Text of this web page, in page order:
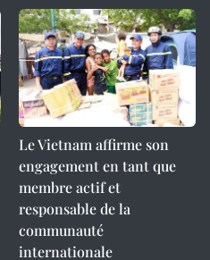
Le Vietnam affirme son
engagement en tant que
membre actif et
responsable de la
communauté
internationale